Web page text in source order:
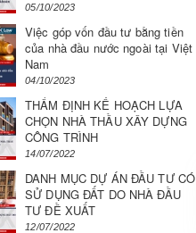
05/10/2023
Việc góp vốn đầu tư bằng tiền
của nhà đầu nước ngoài tại Việt
Nam
04/10/2023
THẨM ĐỊNH KẾ HOẠCH LỰA
CHỌN NHÀ THẦU XÂY DỰNG
CÔNG TRÌNH
14/07/2022
DANH MỤC DỰ ÁN ĐẦU TƯ CÓ
SỬ DỤNG ĐẤT DO NHÀ ĐẦU
TƯ ĐỀ XUẤT
12/07/2022